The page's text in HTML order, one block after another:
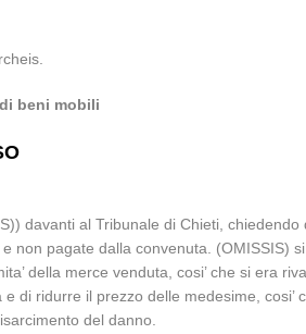
beni mobili
davanti al Tribunale di Chieti,
pagate dalla convenuta. (OMISSIS)
della merce venduta, cosi’ che si era
ridurre il prezzo delle medesime, cosi’
del danno.